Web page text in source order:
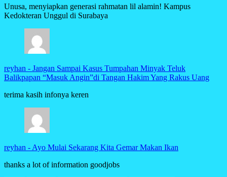
Unusa, menyiapkan generasi rahmatan lil alamin! Kampus
Kedokteran Unggul di Surabaya
reyhan - Jangan Sampai Kasus Tumpahan Minyak Teluk
Balikpapan “Masuk Angin”di Tangan Hakim Yang Rakus Uang
terima kasih infonya keren
reyhan - Ayo Mulai Sekarang Kita Gemar Makan Ikan
thanks a lot of information goodjobs